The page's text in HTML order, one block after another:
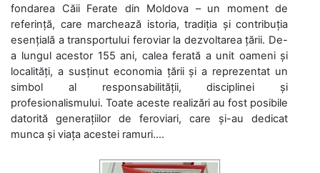
fondarea Căii Ferate din Moldova – un moment de
referință, care marchează istoria, tradiția și contribuția
esențială a transportului feroviar la dezvoltarea țării. De-
a lungul acestor 155 ani, calea ferată a unit oameni și
localități, a susținut economia țării și a reprezentat un
simbol al responsabilității, disciplinei și
profesionalismului. Toate aceste realizări au fost posibile
datorită generațiilor de feroviari, care și-au dedicat
munca și viața acestei ramuri....